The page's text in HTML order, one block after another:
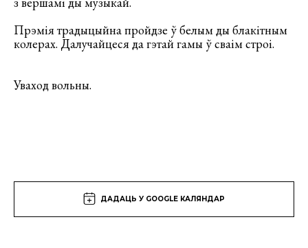
Прэмія традыцыйна пройдзе ў белым ды блакітным
колерах. Далучайцеся да гэтай гамы ў сваім строі.
Уваход вольны.
ДАДАЦЬ У GOOGLE КАЛЯНДАР